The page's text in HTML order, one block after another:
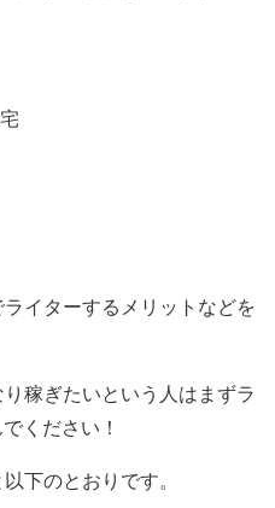
イターするメリットなどを
稼ぎたいという人はまずラ
ください！
下のとおりです。